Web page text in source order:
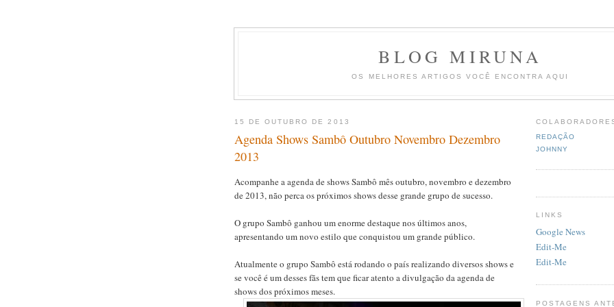
BLOG MIRUNA
OS MELHORES ARTIGOS VOCÊ ENCONTRA AQUI
15 DE OUTUBRO DE 2013
Agenda Shows Sambô Outubro Novembro Dezembro
2013
Acompanhe a agenda de shows Sambô mês outubro, novembro e dezembro
de 2013, não perca os próximos shows desse grande grupo de sucesso.
O grupo Sambô ganhou um enorme destaque nos últimos anos,
apresentando um novo estilo que conquistou um grande público.
Atualmente o grupo Sambô está rodando o país realizando diversos shows e
se você é um desses fãs tem que ficar atento a divulgação da agenda de
shows dos próximos meses.
REDAÇÃO
JOHNNY
LINKS
Google News
Edit-Me
Edit-Me
POSTAGENS